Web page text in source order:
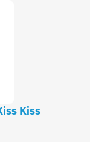
Kiss